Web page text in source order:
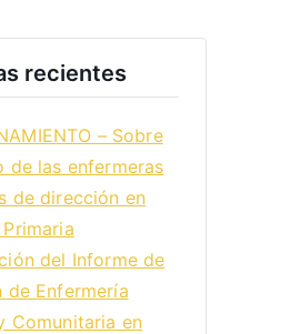
recientes
– Sobre
de las enfermeras
de dirección en
del Informe de
de Enfermería
Comunitaria en